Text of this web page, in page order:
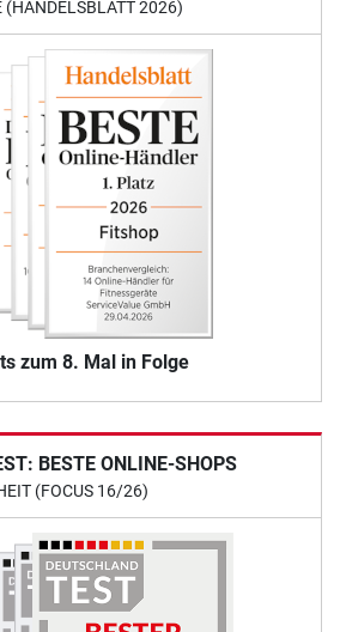
(HANDELSBLATT 2026)
zum 8. Mal in Folge
BESTE ONLINE-SHOPS
(FOCUS 16/26)